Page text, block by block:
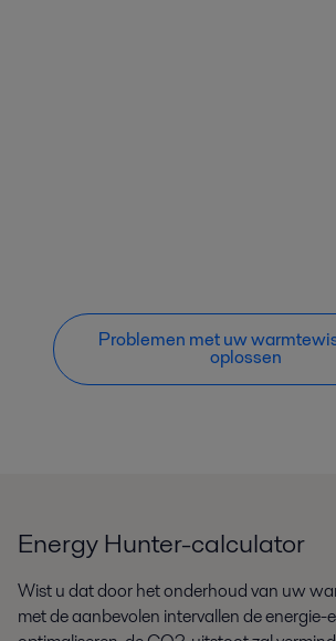
Problemen met uw
oplossen
Energy Hunter-calculator
Wist u dat door het onderhoud van uw
met de aanbevolen intervallen de energie-